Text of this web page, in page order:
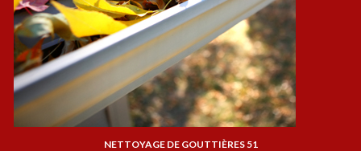
NETTOYAGE DE GOUTTIÈRES 51